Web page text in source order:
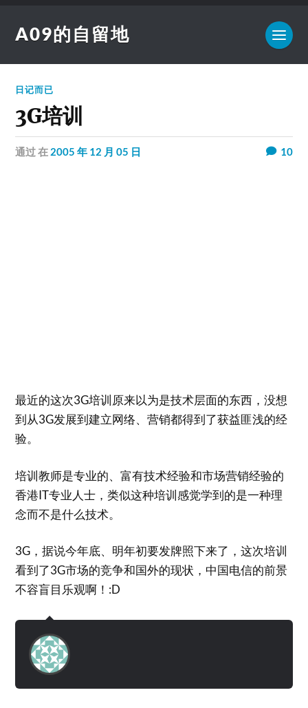
A09的自留地
日记而已
3G培训
通过在 2005 年 12 月 05 日 10
最近的这次3G培训原来以为是技术层面的东西，没想
到从3G发展到建立网络、营销都得到了获益匪浅的经
验。
培训教师是专业的、富有技术经验和市场营销经验的
香港IT专业人士，类似这种培训感觉学到的是一种理
念而不是什么技术。
3G，据说今年底、明年初要发牌照下来了，这次培训
看到了3G市场的竞争和国外的现状，中国电信的前景
不容盲目乐观啊！:D